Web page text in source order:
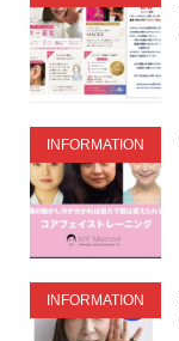
INFORMATION
INFORMATION